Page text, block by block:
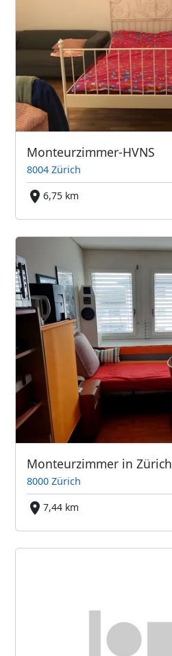
Monteurzimmer-HVNS
8004 Zürich
6,75 km
Monteurzimmer in Zürich
8000 Zürich
7,44 km